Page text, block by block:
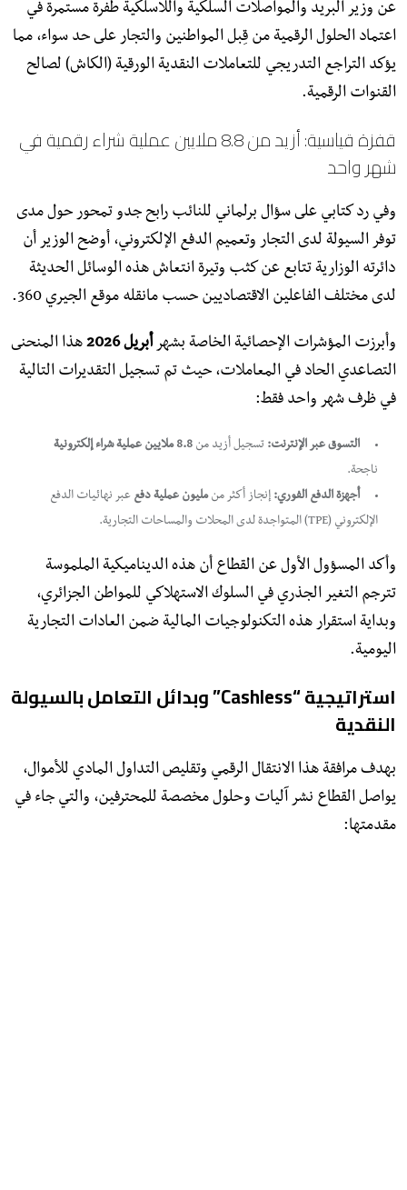
عن وزير البريد والمواصلات السلكية واللاسلكية طفرة مستمرة في
اعتماد الحلول الرقمية من قِبل المواطنين والتجار على حد سواء، مما
يؤكد التراجع التدريجي للتعاملات النقدية الورقية (الكاش) لصالح
القنوات الرقمية.
​قفزة قياسية: أزيد من 8.8 ملايين عملية شراء رقمية في
شهر واحد
​وفي رد كتابي على سؤال برلماني للنائب رابح جدو تمحور حول مدى
توفر السيولة لدى التجار وتعميم الدفع الإلكتروني، أوضح الوزير أن
دائرته الوزارية تتابع عن كثب وتيرة انتعاش هذه الوسائل الحديثة
لدى مختلف الفاعلين الاقتصاديين حسب مانقله موقع الجيري 360.
​وأبرزت المؤشرات الإحصائية الخاصة بشهرأبريل 2026
هذا المنحنى
التصاعدي الحاد في المعاملات، حيث تم تسجيل التقديرات التالية
في ظرف شهر واحد فقط:
التسوق عبر الإنترنت: تسجيل أزيد من 8.8 ملايين عملية شراء إلكترونية
ناجحة.
أجهزة الدفع الفوري: إنجاز أكثر منمليون عملية دفع عبر نهائيات الدفع
الإلكتروني (TPE) المتواجدة لدى المحلات والمساحات التجارية.
​وأكد المسؤول الأول عن القطاع أن هذه الديناميكية الملموسة
تترجم التغير الجذري في السلوك الاستهلاكي للمواطن الجزائري،
وبداية استقرار هذه التكنولوجيات المالية ضمن العادات التجارية
اليومية.
​استراتيجية “Cashless” وبدائل التعامل بالسيولة
النقدية
​بهدف مرافقة هذا الانتقال الرقمي وتقليص التداول المادي للأموال،
يواصل القطاع نشر آليات وحلول مخصصة للمحترفين، والتي جاء في
مقدمتها: